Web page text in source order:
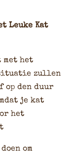
Leuke Kat
met het
zullen
op den duur
je kat
het
om